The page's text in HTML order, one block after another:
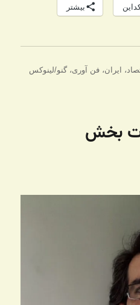
بیشتر
، ایران،فن آوری،گنو/لینوکس
بخش